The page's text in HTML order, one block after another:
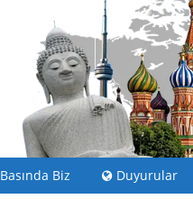
Basında Biz Duyurular